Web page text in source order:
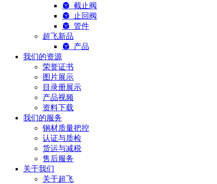
截止阀
止回阀
管件
超飞新品
产品
我们的资源
荣誉证书
图片展示
目录册展示
产品视频
资料下载
我们的服务
钢材质量把控
认证与质检
货运与减税
售后服务
关于我们
关于超飞